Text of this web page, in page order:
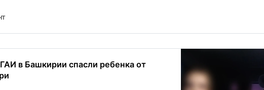
в Башкирии спасли ребенка от